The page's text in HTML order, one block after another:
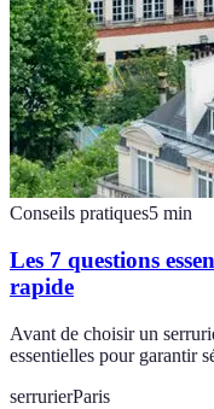
Conseils pratiques5 min
Les 7 questions
rapide
Avant de choisir un
essentielles pour garantir
serrurierParis